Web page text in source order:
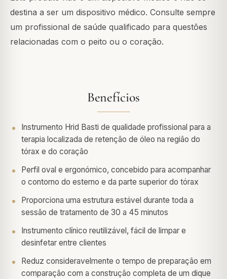
destina a ser um dispositivo médico. Consulte sempre
um profissional de saúde qualificado para questões
relacionadas com o peito ou o coração.
Benefícios
Instrumento Hrid Basti de qualidade profissional para a
terapia localizada de retenção de óleo na região do
tórax e do coração
Perfil oval e ergonómico, concebido para acompanhar
o contorno do esterno e da parte superior do tórax
Proporciona uma estrutura estável durante toda a
sessão de tratamento de 30 a 45 minutos
Instrumento clínico reutilizável, fácil de limpar e
desinfetar entre clientes
Reduz consideravelmente o tempo de preparação em
comparação com a construção completa de um dique